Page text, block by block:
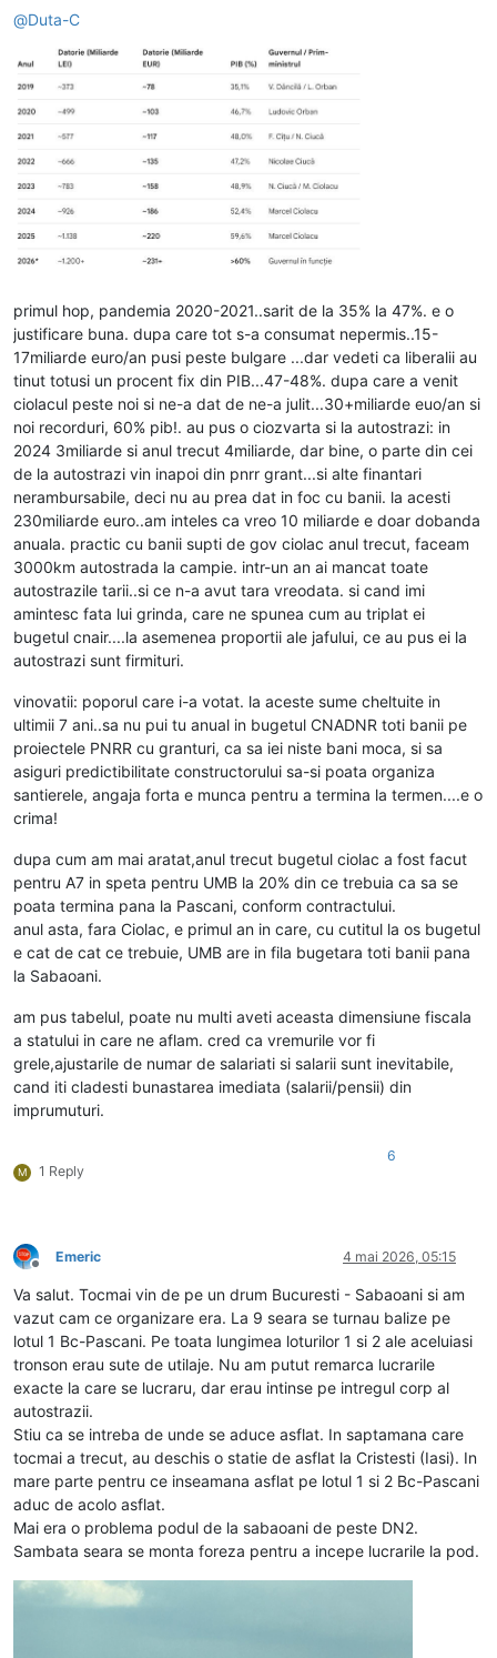
@Duta-C
primul hop, pandemia 2020-2021..sarit de la 35% la 47%. e o
justificare buna. dupa care tot s-a consumat nepermis..15-
17miliarde euro/an pusi peste bulgare ...dar vedeti ca liberalii au
tinut totusi un procent fix din PIB...47-48%. dupa care a venit
ciolacul peste noi si ne-a dat de ne-a julit...30+miliarde euo/an si
noi recorduri, 60% pib!. au pus o ciozvarta si la autostrazi: in
2024 3miliarde si anul trecut 4miliarde, dar bine, o parte din cei
de la autostrazi vin inapoi din pnrr grant...si alte finantari
nerambursabile, deci nu au prea dat in foc cu banii. la acesti
230miliarde euro..am inteles ca vreo 10 miliarde e doar dobanda
anuala. practic cu banii supti de gov ciolac anul trecut, faceam
3000km autostrada la campie. intr-un an ai mancat toate
autostrazile tarii..si ce n-a avut tara vreodata. si cand imi
amintesc fata lui grinda, care ne spunea cum au triplat ei
bugetul cnair....la asemenea proportii ale jafului, ce au pus ei la
autostrazi sunt firmituri.
vinovatii: poporul care i-a votat. la aceste sume cheltuite in
ultimii 7 ani..sa nu pui tu anual in bugetul CNADNR toti banii pe
proiectele PNRR cu granturi, ca sa iei niste bani moca, si sa
asiguri predictibilitate constructorului sa-si poata organiza
santierele, angaja forta e munca pentru a termina la termen....e o
crima!
dupa cum am mai aratat,anul trecut bugetul ciolac a fost facut
pentru A7 in speta pentru UMB la 20% din ce trebuia ca sa se
poata termina pana la Pascani, conform contractului.
anul asta, fara Ciolac, e primul an in care, cu cutitul la os bugetul
e cat de cat ce trebuie, UMB are in fila bugetara toti banii pana
la Sabaoani.
am pus tabelul, poate nu multi aveti aceasta dimensiune fiscala
a statului in care ne aflam. cred ca vremurile vor fi
grele,ajustarile de numar de salariati si salarii sunt inevitabile,
cand iti cladesti bunastarea imediata (salarii/pensii) din
imprumuturi.
M 1 Reply
6
Deconectat
Emeric 4 mai 2026, 05:15
Va salut. Tocmai vin de pe un drum Bucuresti - Sabaoani si am
vazut cam ce organizare era. La 9 seara se turnau balize pe
lotul 1 Bc-Pascani. Pe toata lungimea loturilor 1 si 2 ale aceluiasi
tronson erau sute de utilaje. Nu am putut remarca lucrarile
exacte la care se lucraru, dar erau intinse pe intregul corp al
autostrazii.
Stiu ca se intreba de unde se aduce asflat. In saptamana care
tocmai a trecut, au deschis o statie de asflat la Cristesti (Iasi). In
mare parte pentru ce inseamana asflat pe lotul 1 si 2 Bc-Pascani
aduc de acolo asflat.
Mai era o problema podul de la sabaoani de peste DN2.
Sambata seara se monta foreza pentru a incepe lucrarile la pod.